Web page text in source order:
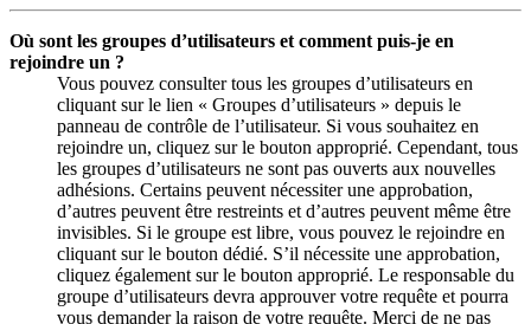
Où sont les groupes d’utilisateurs et comment puis-je en
rejoindre un ?
Vous pouvez consulter tous les groupes d’utilisateurs en
cliquant sur le lien « Groupes d’utilisateurs » depuis le
panneau de contrôle de l’utilisateur. Si vous souhaitez en
rejoindre un, cliquez sur le bouton approprié. Cependant, tous
les groupes d’utilisateurs ne sont pas ouverts aux nouvelles
adhésions. Certains peuvent nécessiter une approbation,
d’autres peuvent être restreints et d’autres peuvent même être
invisibles. Si le groupe est libre, vous pouvez le rejoindre en
cliquant sur le bouton dédié. S’il nécessite une approbation,
cliquez également sur le bouton approprié. Le responsable du
groupe d’utilisateurs devra approuver votre requête et pourra
vous demander la raison de votre requête. Merci de ne pas